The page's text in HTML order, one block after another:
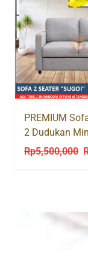
PREMIUM
2 Dudukan
Modern SUGOI
Rp5,500,000